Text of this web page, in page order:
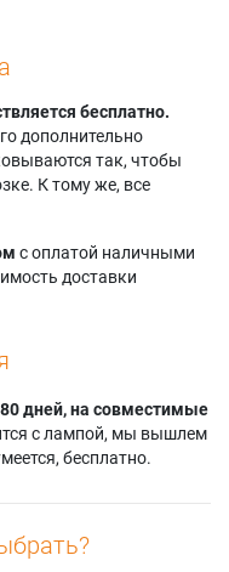
бесплатно.
дополнительно
так, чтобы
К тому же, все
с оплатой наличными
доставки
дней, на совместимые
с лампой, мы вышлем
бесплатно.